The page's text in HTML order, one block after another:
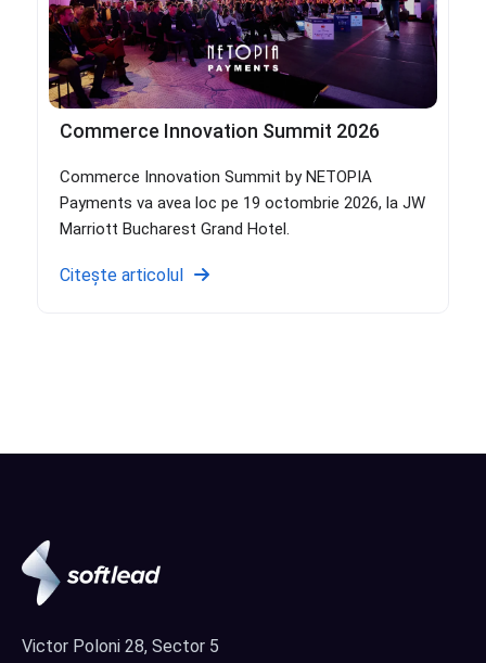
Commerce Innovation Summit 2026
Commerce Innovation Summit by NETOPIA
Payments va avea loc pe 19 octombrie 2026, la JW
Marriott Bucharest Grand Hotel.
Citește articolul
Victor Poloni 28, Sector 5